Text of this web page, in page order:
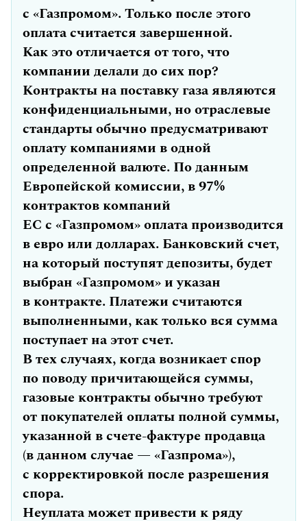
с «Газпромом». Только после этого
оплата считается завершенной.
Как это отличается от того, что
компании делали до сих пор?
Контракты на поставку газа являются
конфиденциальными, но отраслевые
стандарты обычно предусматривают
оплату компаниями в одной
определенной валюте. По данным
Европейской комиссии, в 97%
контрактов компаний
ЕС с «Газпромом» оплата производится
в евро или долларах. Банковский счет,
на который поступят депозиты, будет
выбран «Газпромом» и указан
в контракте. Платежи считаются
выполненными, как только вся сумма
поступает на этот счет.
В тех случаях, когда возникает спор
по поводу причитающейся суммы,
газовые контракты обычно требуют
от покупателей оплаты полной суммы,
указанной в счете-фактуре продавца
(в данном случае — «Газпрома»),
с корректировкой после разрешения
спора.
Неуплата может привести к ряду